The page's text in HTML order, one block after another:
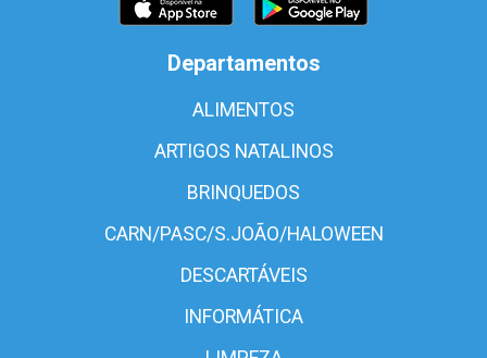
Departamentos
ALIMENTOS
ARTIGOS NATALINOS
BRINQUEDOS
CARN/PASC/S.JOÃO/HALOWEEN
DESCARTÁVEIS
INFORMÁTICA